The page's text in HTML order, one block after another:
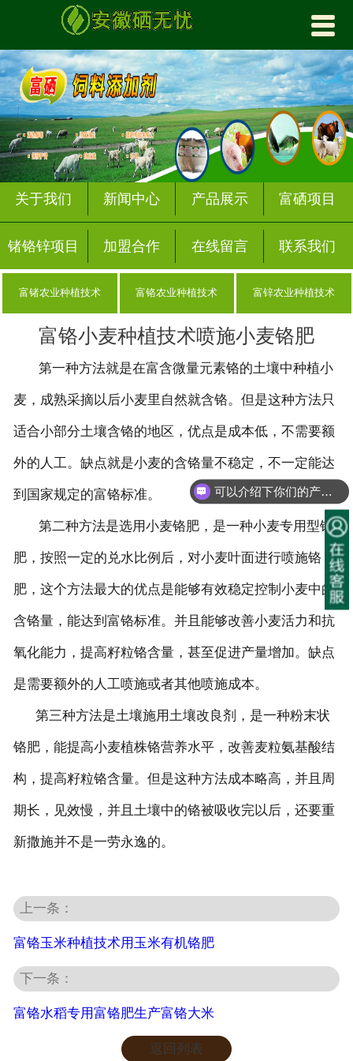
关于我们
产品展示
富硒项目
锗铬锌项目
加盟合作
新闻中心
联系我们

关于我们 新闻中心 产品展示 富硒项目
锗铬锌项目 加盟合作 在线留言 联系我们
富锗农业种植技术 富铬农业种植技术 富锌农业种植技术
富铬小麦种植技术喷施小麦铬肥
第一种方法就是在富含微量元素铬的土壤中种植小
麦，成熟采摘以后小麦里自然就含铬。但是这种方法只
适合小部分土壤含铬的地区，优点是成本低，不需要额
外的人工。缺点就是小麦的含铬量不稳定，不一定能达
到国家规定的富铬标准。
第二种方法是选用小麦铬肥，是一种小麦专用型铬
肥，按照一定的兑水比例后，对小麦叶面进行喷施铬
肥，这个方法最大的优点是能够有效稳定控制小麦中的
含铬量，能达到富铬标准。并且能够改善小麦活力和抗
氧化能力，提高籽粒铬含量，甚至促进产量增加。缺点
是需要额外的人工喷施或者其他喷施成本。
第三种方法是土壤施用土壤改良剂，是一种粉末状
铬肥，能提高小麦植株铬营养水平，改善麦粒氨基酸结
构，提高籽粒铬含量。但是这种方法成本略高，并且周
期长，见效慢，并且土壤中的铬被吸收完以后，还要重
新撒施并不是一劳永逸的。
上一条：
富铬玉米种植技术用玉米有机铬肥
下一条：
富铬水稻专用富铬肥生产富铬大米
返回列表
可以介绍下你们的产品么？